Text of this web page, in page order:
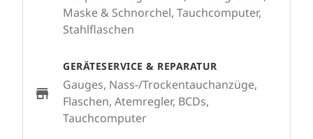
Maske & Schnorchel, Tauchcomputer,
Stahlflaschen
GERÄTESERVICE & REPARATUR
Gauges, Nass-/Trockentauchanzüge,
Flaschen, Atemregler, BCDs,
Tauchcomputer